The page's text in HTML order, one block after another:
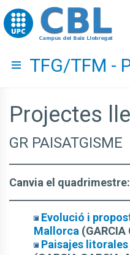
Go to upc.edu
Hide menu
TFG/TFM -
Projectes
GR PAISATGISME
Canvia el quadrimestre:
Evolució i
Mallorca (GARCIA
Paisajes